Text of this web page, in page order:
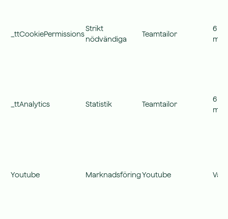
_ttCookiePermissions
Strikt
nödvändiga
Teamtailor
6
_ttAnalytics Statistik Teamtailor
6
Youtube MarknadsföringYoutube